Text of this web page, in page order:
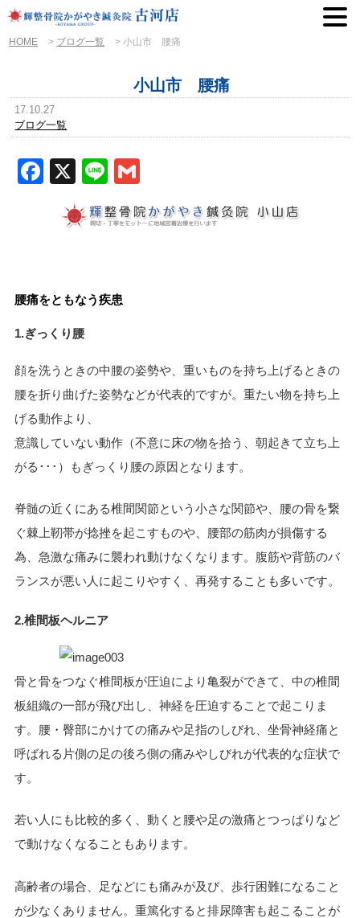
HOME > ブログ一覧 >小山市 腰痛
小山市 腰痛
17.10.27
ブログ一覧
Facebook
X Line
腰痛をともなう疾患
1.ぎっくり腰
顔を洗うときの中腰の姿勢や、重いものを持ち上げるときの
腰を折り曲げた姿勢などが代表的ですが。重たい物を持ち上
げる動作より、
意識していない動作（不意に床の物を拾う、朝起きて立ち上
がる･･･）もぎっくり腰の原因となります。
脊髄の近くにある椎間関節という小さな関節や、腰の骨を繋
ぐ棘上靭帯が捻挫を起こすものや、腰部の筋肉が損傷する
為、急激な痛みに襲われ動けなくなります。腹筋や背筋のバ
ランスが悪い人に起こりやすく、再発することも多いです。
2.椎間板ヘルニア
骨と骨をつなぐ椎間板が圧迫により亀裂ができて、中の椎間
板組織の一部が飛び出し、神経を圧迫することで起こりま
す。腰・臀部にかけての痛みや足指のしびれ、坐骨神経痛と
呼ばれる片側の足の後ろ側の痛みやしびれが代表的な症状で
す。
若い人にも比較的多く、動くと腰や足の激痛とつっぱりなど
で動けなくなることもあります。
高齢者の場合、足などにも痛みが及び、歩行困難になること
が少なくありません。重篤化すると排尿障害も起こることが